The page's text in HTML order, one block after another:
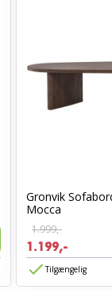
Gronvik
Mocca
1.999,-
1.199,-
Tilgængelig